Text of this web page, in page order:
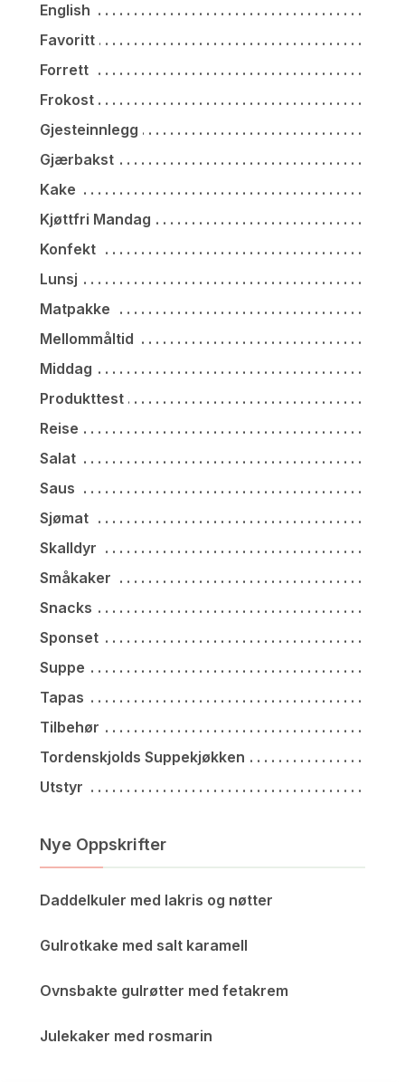
English
Favoritt
Forrett
Frokost
Gjesteinnlegg
Gjærbakst
Kake
Kjøttfri Mandag
Konfekt
Lunsj
Matpakke
Mellommåltid
Middag
Produkttest
Reise
Salat
Saus
Sjømat
Skalldyr
Småkaker
Snacks
Sponset
Suppe
Tapas
Tilbehør
Tordenskjolds Suppekjøkken
Utstyr
Nye Oppskrifter
Daddelkuler med lakris og nøtter
Gulrotkake med salt karamell
Ovnsbakte gulrøtter med fetakrem
Julekaker med rosmarin